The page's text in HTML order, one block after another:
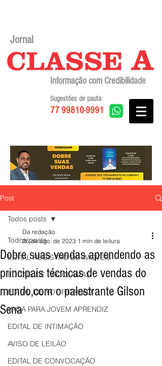
Jornal
Informação com Credibilidade
77 99810-9991
Sugestões de pauta
Post
Todos posts
EDITAL REGISTRO DE IMÓVEIS
EDITAIS DE PROCLAMAS
EDITAL DE NOTIFICAÇÃO
VAGA PARA JOVEM APRENDIZ
EDITAL DE INTIMAÇÃO
AVISO DE LEILÃO
EDITAL DE CONVOCAÇÃO
Todos posts
Dobre suas vendas aprendendo as
principais técnicas de vendas do
mundo,com o palestrante Gilson
Sena
Da redação
26 de ago. de 2023 1 min de leitura